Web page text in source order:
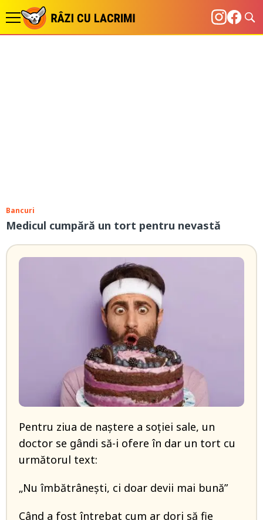
Bancuri
Medicul cumpără un tort pentru nevastă
Pentru ziua de naștere a soției sale, un
doctor se gândi să-i ofere în dar un tort cu
următorul text:
„Nu îmbătrânești, ci doar devii mai bună”
Când a fost întrebat cum ar dori să fie